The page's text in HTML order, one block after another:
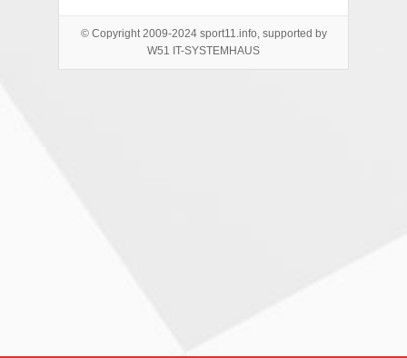
© Copyright 2009-2024 sport11.info, supported by
W51 IT-SYSTEMHAUS